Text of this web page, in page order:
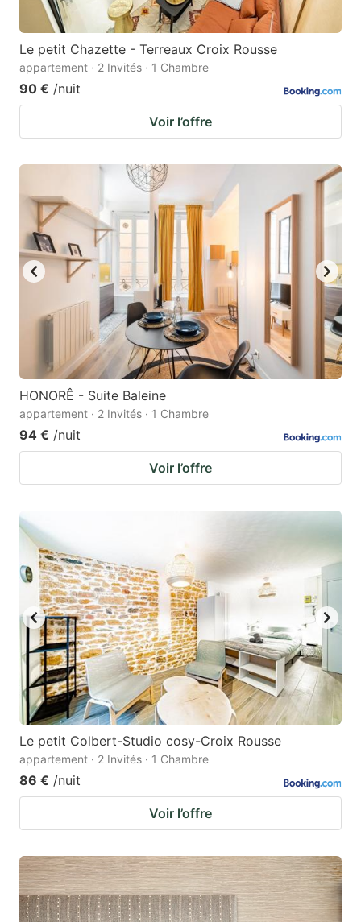
Le petit Chazette - Terreaux Croix Rousse
appartement · 2 Invités · 1 Chambre
90 € /nuit
Voir l’offre
HONORÊ - Suite Baleine
appartement · 2 Invités · 1 Chambre
94 € /nuit
Voir l’offre
Le petit Colbert-Studio cosy-Croix Rousse
appartement · 2 Invités · 1 Chambre
86 € /nuit
Voir l’offre